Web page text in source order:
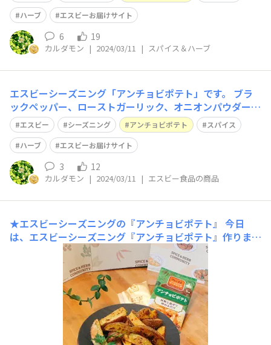
ハーブ
エスビーお届けサイト
6 19
カルダモン | 2024/03/11 | スパイス＆ハーブ
エスビーシーズニング「アンチョビポテト」です。 ブラ
ックペッパー、ローストガーリック、オニオンパウダー、
かつおエキスパウダー、魚醤、赤唐辛子、アンチョビパウ
ダー、パセリ、ローズマリー等が配合されています。 材
料と混ぜて炒めるだけの手軽さが良かったです。 是非お
試しください♪
エスビー シーズニング アンチョビポテト
スパイス
ハーブ
エスビーお届けサイト
3 12
カルダモン | 2024/03/11 | エスビー食品の商品
★エスビーシーズニングの『アンチョビポテト』 今日
は、エスビーシーズニング『アンチョビポテト』作りまし
た。 ジャガイモは、《インカの目覚め》という品種中が
濃い黄色ですが、炒めたら分からない😂 パッケージの盛
り付け通り、フレッシュハーブ「イタリアンパセリ」を添
えましたが、一緒に口に入れると爽やか。さらに美味しか